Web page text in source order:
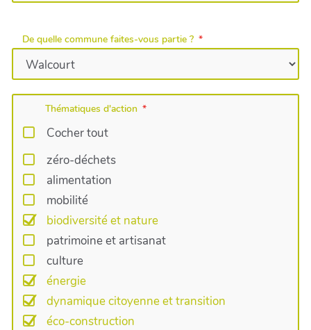
De quelle commune faites-vous partie ?
Thématiques d'action
Cocher tout
zéro-déchets
alimentation
mobilité
biodiversité et nature
patrimoine et artisanat
culture
énergie
dynamique citoyenne et transition
éco-construction